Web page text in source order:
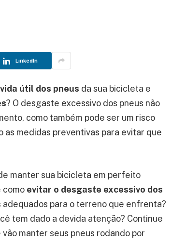
LinkedIn
útil dos pneus da sua bicicleta e
? O desgaste excessivo dos pneus não
como também pode ser um risco
as medidas preventivas para evitar que
manter sua bicicleta em perfeito
como evitar o desgaste excessivo dos
para o terreno que enfrenta?
tem dado a devida atenção? Continue
manter seus pneus rodando por